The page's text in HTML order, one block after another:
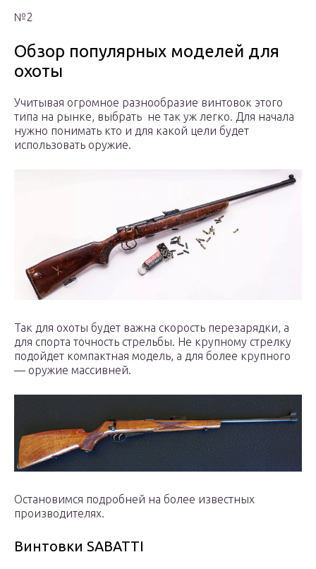
№2
Обзор популярных моделей для
охоты
Учитывая огромное разнообразие винтовок этого
типа на рынке, выбрать не так уж легко. Для начала
нужно понимать кто и для какой цели будет
использовать оружие.
Так для охоты будет важна скорость перезарядки, а
для спорта точность стрельбы. Не крупному стрелку
подойдет компактная модель, а для более крупного
— оружие массивней.
Остановимся подробней на более известных
производителях.
Винтовки SABATTI